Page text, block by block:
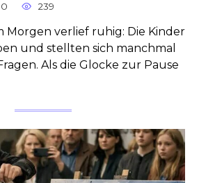
0 239
Morgen verlief ruhig: Die Kinder
und stellten sich manchmal
Als die Glocke zur Pause